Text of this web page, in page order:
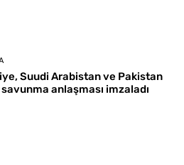
Suudi Arabistan ve Pakistan
anlaşması imzaladı